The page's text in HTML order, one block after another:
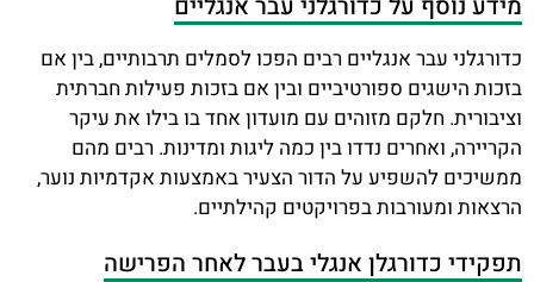
כדורגלני עבר אנגליים רבים הפכו לסמלים תרבותיים, בין אם
בזכות הישגים ספורטיביים ובין אם בזכות פעילות חברתית
וציבורית. חלקם מזוהים עם מועדון אחד בו בילו את עיקר
הקריירה, ואחרים נדדו בין כמה ליגות ומדינות. רבים מהם
ממשיכים להשפיע על הדור הצעיר באמצעות אקדמיות נוער,
הרצאות ומעורבות בפרויקטים קהילתיים.
תפקידי כדורגלן אנגלי בעבר לאחר הפרישה